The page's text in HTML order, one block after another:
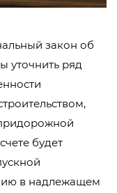
закон об
уточнить ряд
будет
в надлежащем